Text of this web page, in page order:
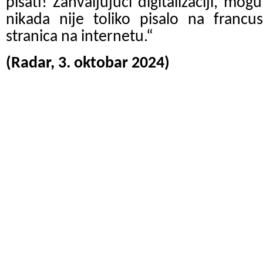
nikada nije toliko pisalo na
stranica na internetu.“
(Radar, 3. oktobar 2024)